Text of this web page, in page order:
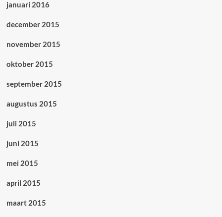
januari 2016
december 2015
november 2015
oktober 2015
september 2015
augustus 2015
juli 2015
juni 2015
mei 2015
april 2015
maart 2015